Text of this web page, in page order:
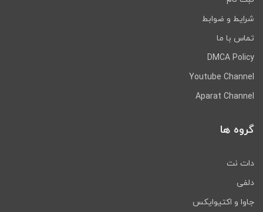
شرایط و ضوابط
تماس با ما
DMCA Policy
Youtube Channel
Aparat Channel
گروه ها
دات نت
دلفی
جاوا و اکتیوایکس